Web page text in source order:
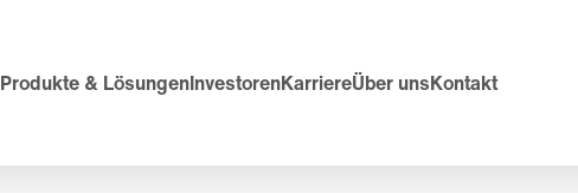
Produkte & LösungenInvestorenKarriereÜber unsKontakt